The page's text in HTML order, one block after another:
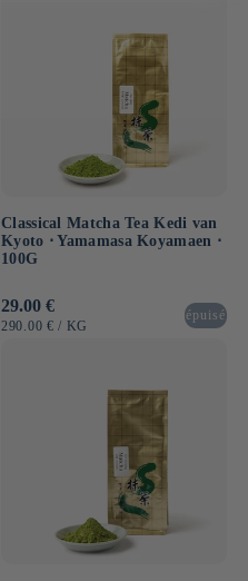
Classical Matcha Tea Kedi van
Kyoto ⋅ Yamamasa Koyamaen ⋅
100G
Normale
prijs
29.00 €
EENHEIDSPRIJS
290.00 € / PER
KG
épuisé